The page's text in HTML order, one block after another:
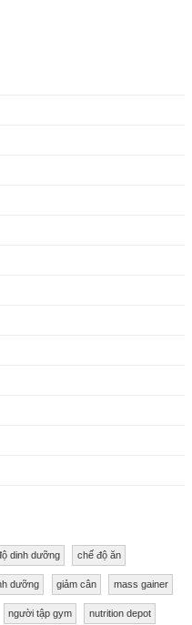
dinh dưỡng chế độ ăn
dưỡng giảm cân mass gainer
người tập gym nutrition depot